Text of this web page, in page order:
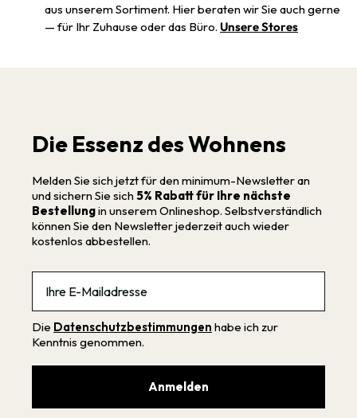
aus unserem Sortiment. Hier beraten wir Sie auch gerne
— für Ihr Zuhause oder das Büro. Unsere Stores
Die Essenz des Wohnens
Melden Sie sich jetzt für den minimum-Newsletter an
und sichern Sie sich 5% Rabatt für Ihre nächste
Bestellungin unserem Onlineshop. Selbstverständlich
können Sie den Newsletter jederzeit auch wieder
kostenlos abbestellen.
Die Datenschutzbestimmungen habe ich zur
Kenntnis genommen.
Anmelden